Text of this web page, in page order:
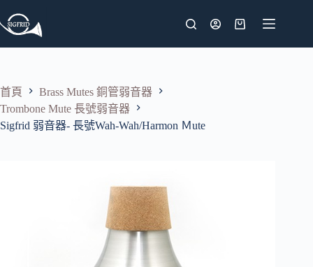
至
容
購
物
首頁
Brass Mutes 銅管弱音器
Trombone Mute 長號弱音器
Sigfrid 弱音器- 長號Wah-Wah/Harmon Ｍute